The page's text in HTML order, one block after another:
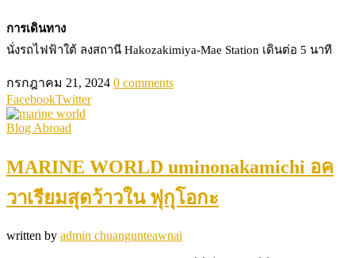
การเดินทาง
นั่งรถไฟฟ้าใต้ ลงสถานี Hakozakimiya-Mae Station เดินต่อ 5 นาที
กรกฎาคม 21, 2024 0 comments
FacebookTwitter
Blog Abroad
MARINE WORLD uminonakamichi อค
วาเรียมสุดว้าวใน ฟุกุโอกะ
written by admin chuangunteawnai